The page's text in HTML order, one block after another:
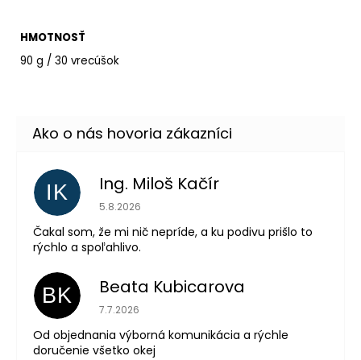
HMOTNOSŤ
90 g / 30 vrecúšok
IK Ing. Miloš Kačír
Hodnotenie obchodu je 5 z 5 hviezdičiek.
5.8.2026
Čakal som, že mi nič nepríde, a ku podivu prišlo to
rýchlo a spoľahlivo.
BK Beata Kubicarova
Hodnotenie obchodu je 5 z 5 hviezdičiek.
7.7.2026
Od objednania výborná komunikácia a rýchle
doručenie všetko okej